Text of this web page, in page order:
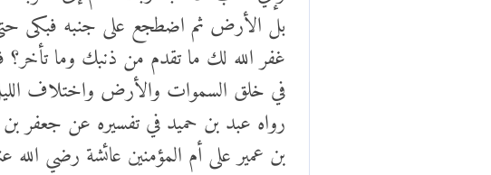
بل الأرض ثم اضطجع على جنبه فبكى
غفر الله لك ما تقدم من ذنبك وما تأخر؟
في خلق السموات والأرض واختلاف الليل
رواه عبد بن حميد في تفسيره عن جعفر
بن عمير على أم المؤمنين عائشة رضي